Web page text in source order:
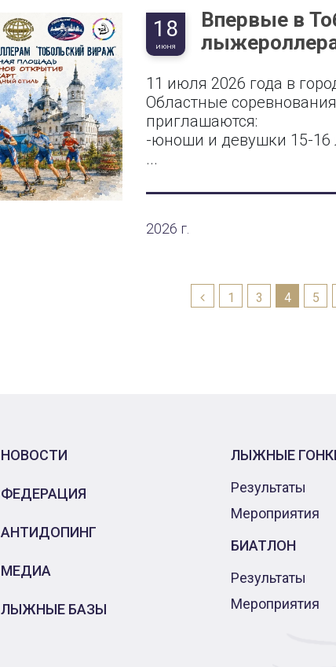
18
ИЮНЯ
Впервые в
11 июля 2026 года в
Областные
приглашаются:
-юноши и девушки 15-16
...
2026 г.
1 3 4 5
НОВОСТИ
ФЕДЕРАЦИЯ
АНТИДОПИНГ
МЕДИА
ЛЫЖНЫЕ БАЗЫ
ЛЫЖНЫЕ
Результаты
Мероприятия
БИАТЛОН
Результаты
Мероприятия